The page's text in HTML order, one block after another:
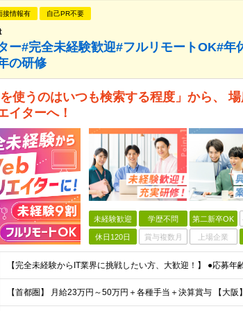
接情報有 自己PR不要
ー#完全未経験歓迎#フルリモートOK#年
の研修
を使うのはいつも検索する程度」から、
イターへ！
未経験歓迎 学歴不問 第二新卒OK
休日120日 賞与複数月 上場企業